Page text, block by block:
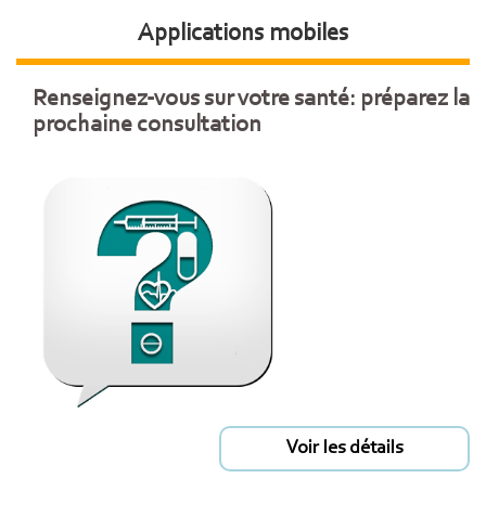
Applications mobiles
Renseignez-vous sur votre santé: préparez la
prochaine consultation
Voir les détails